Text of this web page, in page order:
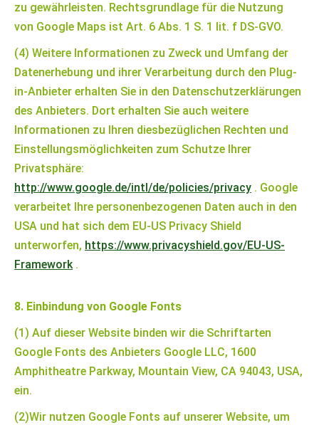
zu gewährleisten. Rechtsgrundlage für die Nutzung
von Google Maps ist Art. 6 Abs. 1 S. 1 lit. f DS-GVO.
(4) Weitere Informationen zu Zweck und Umfang der
Datenerhebung und ihrer Verarbeitung durch den Plug-
in-Anbieter erhalten Sie in den Datenschutzerklärungen
des Anbieters. Dort erhalten Sie auch weitere
Informationen zu Ihren diesbezüglichen Rechten und
Einstellungsmöglichkeiten zum Schutze Ihrer
Privatsphäre:
http://www.google.de/intl/de/policies/privacy . Google
verarbeitet Ihre personenbezogenen Daten auch in den
USA und hat sich dem EU-US Privacy Shield
unterworfen, https://www.privacyshield.gov/EU-US-
Framework.
8. Einbindung von Google Fonts
(1) Auf dieser Website binden wir die Schriftarten
Google Fonts des Anbieters Google LLC, 1600
Amphitheatre Parkway, Mountain View, CA 94043, USA,
ein.
(2)Wir nutzen Google Fonts auf unserer Website, um